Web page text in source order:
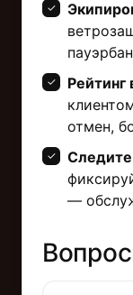
Рейтинг
отмен,
Следите
—